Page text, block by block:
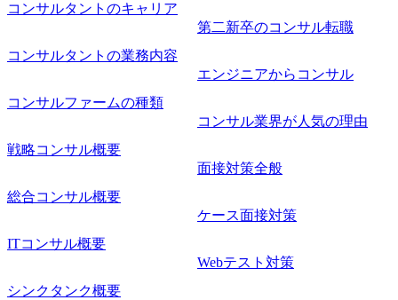
コンサルタントのキャリア
コンサルタントの業務内容
コンサルファームの種類
戦略コンサル概要
総合コンサル概要
ITコンサル概要
シンクタンク概要
第二新卒のコンサル転職
エンジニアからコンサル
コンサル業界が人気の理由
面接対策全般
ケース面接対策
Webテスト対策